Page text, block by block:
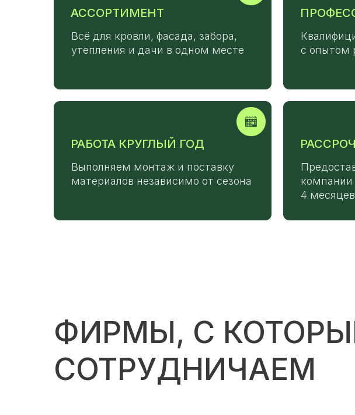
компании
4 месяцев
РАБОТА КРУГЛЫЙ ГОД
Выполняем монтаж и поставку
материалов независимо от сезона
с опытом
АССОРТИМЕНТ
Всё для кровли, фасада, забора,
утепления и дачи в одном месте
ФИРМЫ, С
СОТРУДНИЧАЕМ